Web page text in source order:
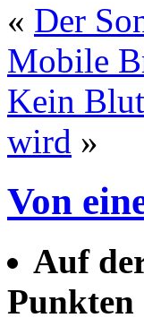
« Der
Mobile
Kein
wird »
Von
Auf
Punkten